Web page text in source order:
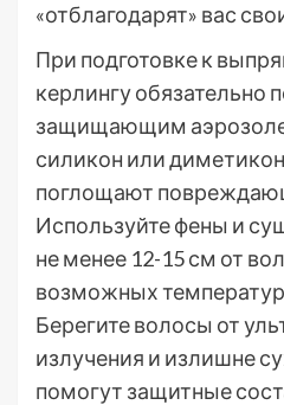
«отблагодарят» вас
При подготовке к
керлингу обязательно
защищающим
силикон или
поглощают
Используйте фены и
не менее 12-15 см от
возможных
Берегите волосы от
излучения и излишне
помогут защитные